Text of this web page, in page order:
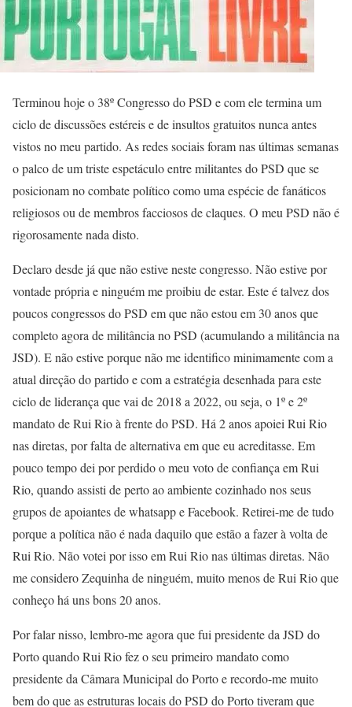
Terminou hoje o 38º Congresso do PSD e com ele termina um
ciclo de discussões estéreis e de insultos gratuitos nunca antes
vistos no meu partido. As redes sociais foram nas últimas semanas
o palco de um triste espetáculo entre militantes do PSD que se
posicionam no combate político como uma espécie de fanáticos
religiosos ou de membros facciosos de claques. O meu PSD não é
rigorosamente nada disto.
Declaro desde já que não estive neste congresso. Não estive por
vontade própria e ninguém me proibiu de estar. Este é talvez dos
poucos congressos do PSD em que não estou em 30 anos que
completo agora de militância no PSD (acumulando a militância na
JSD). E não estive porque não me identifico minimamente com a
atual direção do partido e com a estratégia desenhada para este
ciclo de liderança que vai de 2018 a 2022, ou seja, o 1º e 2º
mandato de Rui Rio à frente do PSD. Há 2 anos apoiei Rui Rio
nas diretas, por falta de alternativa em que eu acreditasse. Em
pouco tempo dei por perdido o meu voto de confiança em Rui
Rio, quando assisti de perto ao ambiente cozinhado nos seus
grupos de apoiantes de whatsapp e Facebook. Retirei-me de tudo
porque a política não é nada daquilo que estão a fazer à volta de
Rui Rio. Não votei por isso em Rui Rio nas últimas diretas. Não
me considero Zequinha de ninguém, muito menos de Rui Rio que
conheço há uns bons 20 anos.
Por falar nisso, lembro-me agora que fui presidente da JSD do
Porto quando Rui Rio fez o seu primeiro mandato como
presidente da Câmara Municipal do Porto e recordo-me muito
bem do que as estruturas locais do PSD do Porto tiveram que